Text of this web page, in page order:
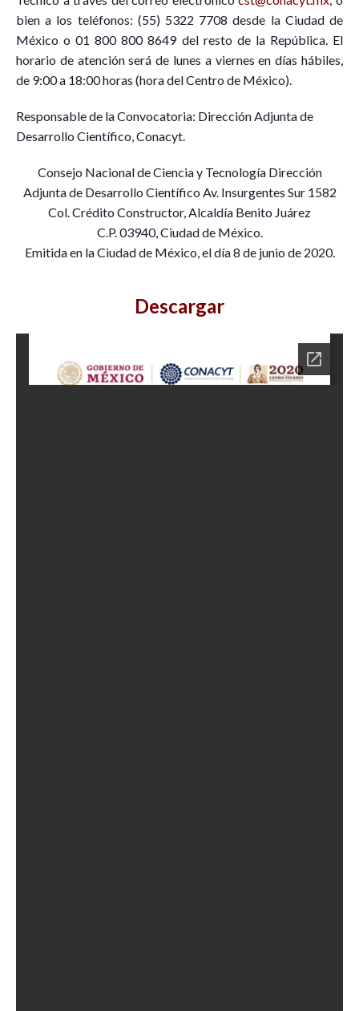
bien a los teléfonos: (55) 5322 7708 desde la Ciudad de
México o 01 800 800 8649 del resto de la República. El
horario de atención será de lunes a viernes en días hábiles,
de 9:00 a 18:00 horas (hora del Centro de México).
Responsable de la Convocatoria: Dirección Adjunta de
Desarrollo Científico, Conacyt.
Consejo Nacional de Ciencia y Tecnología Dirección
Adjunta de Desarrollo Científico Av. Insurgentes Sur 1582
Col. Crédito Constructor, Alcaldía Benito Juárez
C.P. 03940, Ciudad de México.
Emitida en la Ciudad de México, el día 8 de junio de 2020.
Descargar